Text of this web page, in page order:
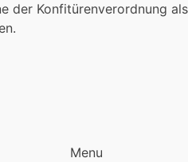
der Konfitürenverordnung als
Menu